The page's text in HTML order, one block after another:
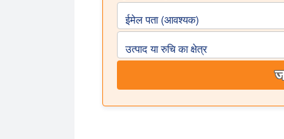
ईमेल पता (आवश्यक)
उत्पाद या रुचि का क्षेत्र